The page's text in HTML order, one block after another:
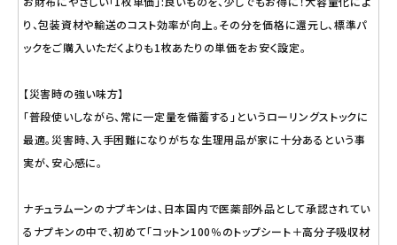
り、包装資材や輸送のコスト効率が向上。その分を価格に還元し、標準パ
ックをご購入いただくよりも1枚あたりの単価をお安く設定。
【災害時の強い味方】
「普段使いしながら、常に一定量を備蓄する」というローリングストックに
最適。災害時、入手困難になりがちな生理用品が家に十分あるという事
実が、安心感に。
ナチュラムーンのナプキンは、日本国内で医薬部外品として承認されてい
るナプキンの中で、初めて「コットン100％のトップシート＋高分子吸収材